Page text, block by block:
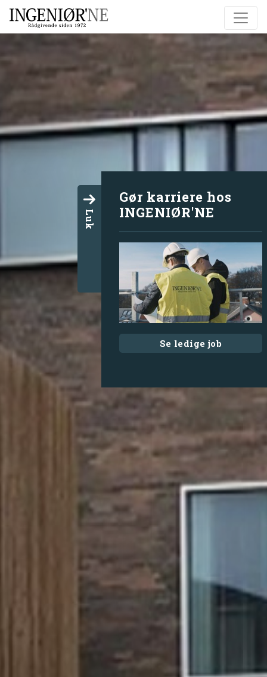
Gør karriere hos
INGENIØR'NE
Se ledige job
Luk